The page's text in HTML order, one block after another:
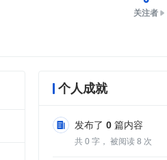
关注者
个人成就
发布了 0 篇内容
共 0 字， 被阅读 8 次